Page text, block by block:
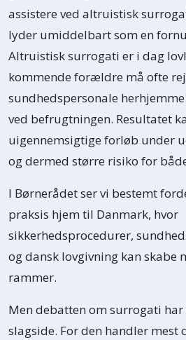
assistere ved altruistisk
lyder umiddelbart som en
Altruistisk surrogati er i dag
kommende forældre må ofte
sundhedspersonale
ved befrugtningen. Resultatet
uigennemsigtige forløb under
og dermed større risiko for
I Børnerådet ser vi bestemt
praksis hjem til Danmark, hvor
sikkerhedsprocedurer,
og dansk lovgivning kan skabe
rammer.
Men debatten om surrogati har
slagside. For den handler mest